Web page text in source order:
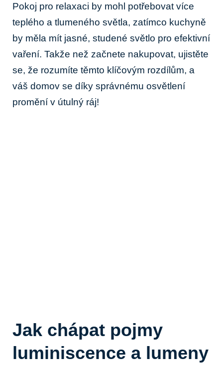
Pokoj pro relaxaci by mohl potřebovat více
teplého a tlumeného světla, zatímco kuchyně
by měla mít jasné, studené světlo pro efektivní
vaření. Takže než začnete nakupovat, ujistěte
se, že rozumíte těmto klíčovým rozdílům, a
váš domov se díky správnému osvětlení
promění v útulný ráj!
Jak chápat pojmy
luminiscence a lumeny